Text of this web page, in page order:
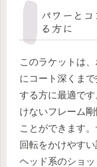
パワーと
る方に
このラケットは
にコート深くま
する方に最適で
けないフレーム
ことができます
回転をかけやす
ヘッド系のショ